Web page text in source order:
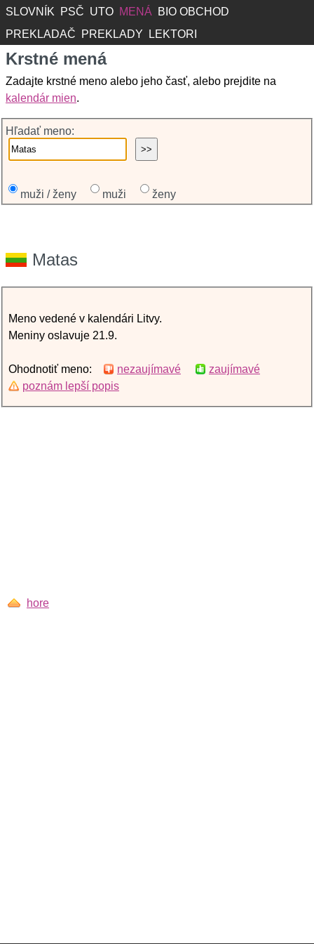
SLOVNÍK PSČ UTO MENÁ
BIO OBCHOD
PREKLADAČ
PREKLADY LEKTORI
Krstné mená
Zadajte krstné meno alebo jeho časť, alebo prejdite na
kalendár mien.
Hľadať meno:
muži / ženy muži ženy
Matas
Meno vedené v kalendári Litvy.
Meniny oslavuje 21.9.
Ohodnotiť meno: nezaujímavé
zaujímavé
poznám lepší popis
hore